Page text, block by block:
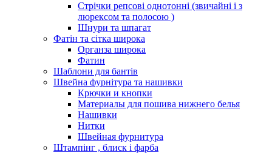
Стрічки репсові однотонні (звичайні і з
люрексом та полосою )
Шнури та шпагат
Фатін та сітка широка
Органза широка
Фатин
Шаблони для бантів
Швейна фурнітура та нашивки
Крючки и кнопки
Материалы для пошива нижнего белья
Нашивки
Нитки
Швейная фурнитура
Штампінг , блиск і фарба